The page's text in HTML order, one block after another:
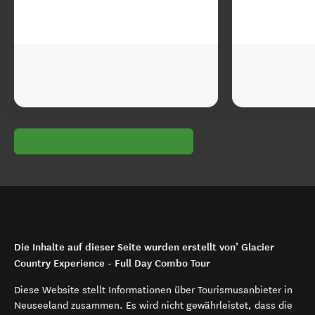
Die Inhalte auf dieser Seite wurden erstellt von’ Glacier
Country Experience - Full Day Combo Tour
Diese Website stellt Informationen über Tourismusanbieter in
Neuseeland zusammen. Es wird nicht gewährleistet, dass die